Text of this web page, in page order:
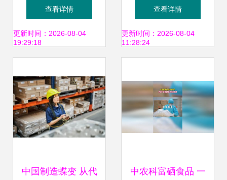
史骏涛 全面实行云
智能信息化管理，
查看详情
更新时间：2026-08-04
19:29:18
英生活 希柔与汉斯
曼包公验货达成战
管理新篇章
查看详情
更新时间：2026-08-04
11:28:24
中国制造蝶变 从代 中农科富硒食品 一